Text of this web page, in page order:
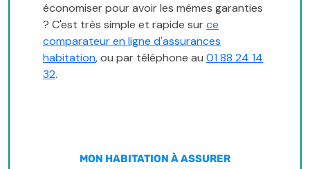
économiser pour avoir les mêmes garanties
? C'est très simple et rapide surce
comparateur en ligne d'assurances
habitation, ou par téléphone au 01 88 24 14
32.